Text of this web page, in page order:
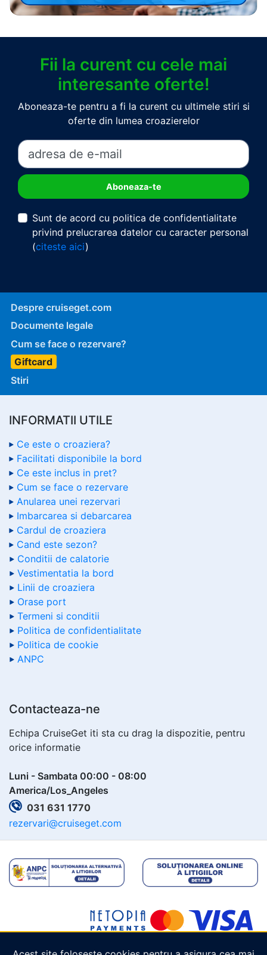
Fii la curent cu cele mai
interesante oferte!
Aboneaza-te pentru a fi la curent cu ultimele stiri si
oferte din lumea croazierelor
Sunt de acord cu politica de confidentialitate
privind prelucrarea datelor cu caracter personal
(citeste aici)
Despre cruiseget.com
Documente legale
Cum se face o rezervare?
Giftcard
Stiri
INFORMATII UTILE
Ce este o croaziera?
Facilitati disponibile la bord
Ce este inclus in pret?
Cum se face o rezervare
Anularea unei rezervari
Imbarcarea si debarcarea
Cardul de croaziera
Cand este sezon?
Conditii de calatorie
Vestimentatia la bord
Linii de croaziera
Orase port
Termeni si conditii
Politica de confidentialitate
Politica de cookie
ANPC
Contacteaza-ne
Echipa CruiseGet iti sta cu drag la dispozitie, pentru
orice informatie
Luni - Sambata 00:00 - 08:00
America/Los_Angeles
031 631 1770
rezervari@cruiseget.com